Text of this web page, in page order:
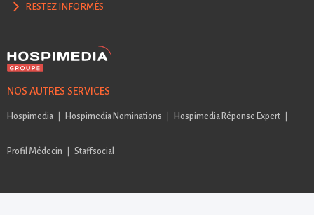
RESTEZ INFORMÉS
NOS AUTRES SERVICES
Hospimedia Hospimedia Nominations Hospimedia Réponse Expert
Profil Médecin Staffsocial